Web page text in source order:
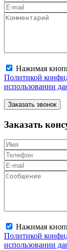
Нажимая
Политикой
использовании
Заказать звонок
Заказать
Нажимая
Политикой
использовании